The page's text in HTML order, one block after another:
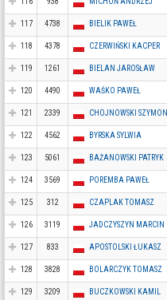
117 4738 BIELIK PAWEŁ
118 4378 CZERWIŃSKI KACPER
119 1261 BIELAN JAROSŁAW
120 4490 WAŚKO PAWEŁ
121 2339 CHOJNOWSKI SZYMON
122 4562 BYRSKA SYLWIA
123 5061 BAŻANOWSKI PATRYK
124 3569 POREMBA PAWEŁ
125 312 CZAPLAK TOMASZ
126 3119 JADCZYSZYN MARCIN
127 833 APOSTOLSKI ŁUKASZ
128 3828 BOLARCZYK TOMASZ
129 3209 BUCZKOWSKI KAMIL